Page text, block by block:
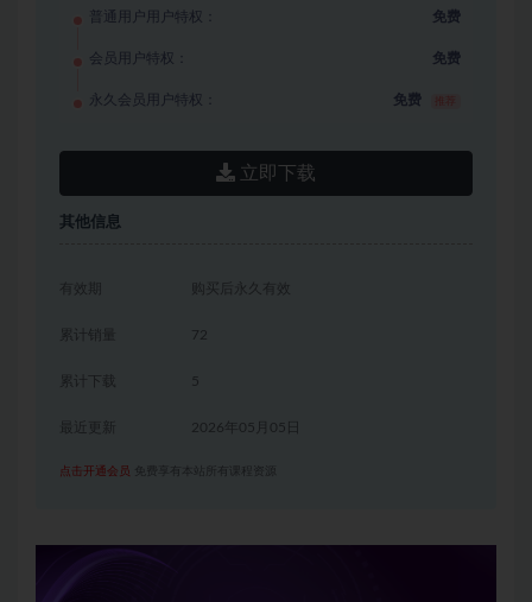
普通用户用户特权： 免费
会员用户特权： 免费
永久会员用户特权： 免费
立即下载
其他信息
有效期 购买后永久有效
累计销量 72
累计下载 5
2026年05月05日
点击开通会员 免费享有本站所有课程资源